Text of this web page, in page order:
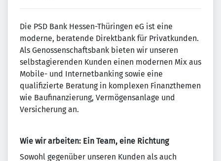
Die PSD Bank Hessen-Thüringen eG ist eine
moderne, beratende Direktbank für Privatkunden.
Als Genossenschaftsbank bieten wir unseren
selbstagierenden Kunden einen modernen Mix aus
Mobile- und Internetbanking sowie eine
qualifizierte Beratung in komplexen Finanzthemen
wie Baufinanzierung, Vermögensanlage und
Versicherung an.
Wie wir arbeiten: Ein Team, eine Richtung
Sowohl gegenüber unseren Kunden als auch